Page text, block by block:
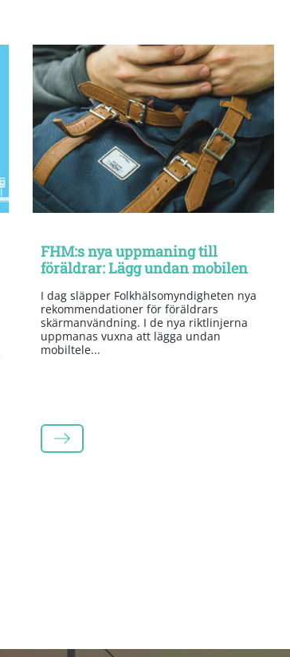
FHM:s nya uppmaning till
föräldrar: Lägg undan mobilen
I dag släpper Folkhälsomyndigheten nya
rekommendationer för föräldrars
skärmanvändning. I de nya riktlinjerna
uppmanas vuxna att lägga undan
mobiltele...
LÄS MER